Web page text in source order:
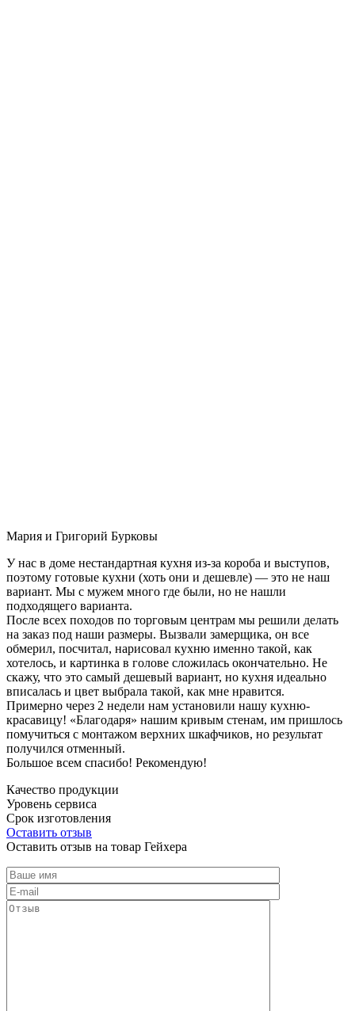
Мария и Григорий Бурковы
У нас в доме нестандартная кухня из-за короба и выступов,
поэтому готовые кухни (хоть они и дешевле) — это не наш
вариант. Мы с мужем много где были, но не нашли
подходящего варианта.
После всех походов по торговым центрам мы решили делать
на заказ под наши размеры. Вызвали замерщика, он все
обмерил, посчитал, нарисовал кухню именно такой, как
хотелось, и картинка в голове сложилась окончательно. Не
скажу, что это самый дешевый вариант, но кухня идеально
вписалась и цвет выбрала такой, как мне нравится.
Примерно через 2 недели нам установили нашу кухню-
красавицу! «Благодаря» нашим кривым стенам, им пришлось
помучиться с монтажом верхних шкафчиков, но результат
получился отменный.
Большое всем спасибо! Рекомендую!
Качество продукции
Уровень сервиса
Срок изготовления
Оставить отзыв
Оставить отзыв на товар Гейхера